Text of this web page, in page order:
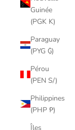
Guinée
(PGK K)
Paraguay
(PYG ₲)
Pérou
(PEN S/)
Philippines
(PHP ₱)
Îles